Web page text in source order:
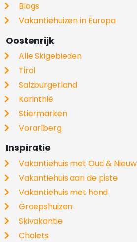
Blogs
Vakantiehuizen in Europa
Oostenrijk
Alle Skigebieden
Tirol
Salzburgerland
Karinthië
Stiermarken
Vorarlberg
Inspiratie
Vakantiehuis met Oud & Nieuw
Vakantiehuis aan de piste
Vakantiehuis met hond
Groepshuizen
Skivakantie
Chalets